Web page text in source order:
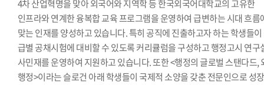
4차 산업혁명을 맞아 외국어와 지역학 등 한국외국어대학교의 고유한
인프라와 연계한 융복합 교육 프로그램을 운영하여 급변하는 시대 흐름
맞는 인재를 양성하고 있습니다. 특히 공직에 진출하고자 하는 학생들
급별 공채시험에 대비할 수 있도록 커리큘럼을 구성하고 행정고시 연구
사민재를 운영하여 지원하고 있습니다. 또한 <행정의 글로벌 스탠다드,
행정>이라는 슬로건 아래 학생들이 국제적 소양을 갖춘 전문인으로 성